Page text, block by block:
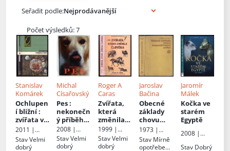
Seřadit podle:
Počet výsledků: 7
Stanislav
Komárek
Ochlupen
í bližní:
zvířata v
kulturníc
h
kontexte
2011 |
Academia
StavVelmi
dobrý
Michal
Císařovský
Pes:
nekonečn
ý příběh
od
pravěku
do třetího
2008 |
ALTERCAN,
s.r.o.
StavVelmi
dobrý
Roger A
Caras
Zvířata,
která
změnila
člověka
historie
prolínání
1999 |
Rybka
Publishers
StavVelmi
dobrý
Jaroslav
Bačina
Obecné
základy
chovu
hospodář
ských
zvířat:
1973 |
Státní
zemědělsk
Stav Mírně
opotřebená
Jaromír
Málek
Kočka ve
starém
Egyptě
2008 |
fronta
Stav Dobrý